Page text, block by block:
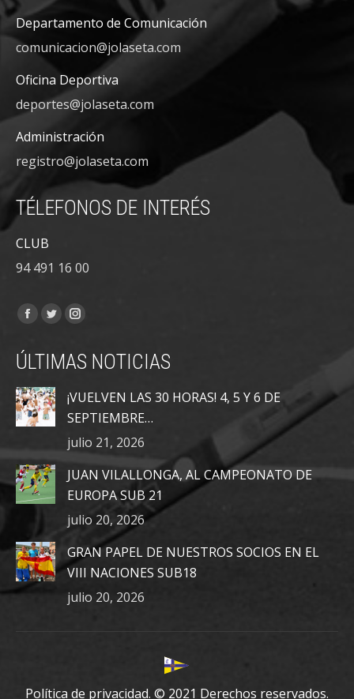
Departamento de Comunicación
comunicacion@jolaseta.com
Oficina Deportiva
deportes@jolaseta.com
Administración
registro@jolaseta.com
TÉLEFONOS DE INTERÉS
CLUB
94 491 16 00
Encuéntranos en:
Facebook
opens
in
new
window
Twitter
opens
in
new
window
Instagram
opens
new
window
ÚLTIMAS NOTICIAS
¡VUELVEN LAS 30 HORAS! 4, 5 Y 6 DE
SEPTIEMBRE…
julio 21, 2026
JUAN VILALLONGA, AL CAMPEONATO DE
EUROPA SUB 21
julio 20, 2026
GRAN PAPEL DE NUESTROS SOCIOS EN EL
VIII NACIONES SUB18
julio 20, 2026
Política de privacidad. © 2021 Derechos reservados.